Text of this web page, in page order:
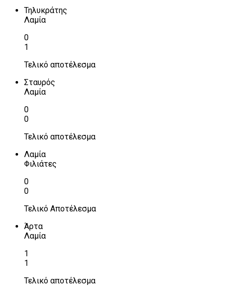
Τηλυκράτης
Λαμία
0
1
Τελικό αποτέλεσμα
Σταυρός
Λαμία
0
0
Τελικό αποτέλεσμα
Λαμία
Φιλιάτες
0
0
Τελικό Αποτέλεσμα
Άρτα
Λαμία
1
1
Τελικό αποτέλεσμα